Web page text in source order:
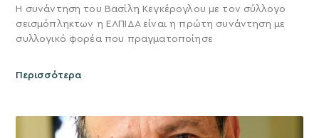
Η συνάντηση του Βασίλη Κεγκέρογλου με τον σύλλογο
σεισμόπληκτων η ΕΛΠΙΔΑ είναι η πρώτη συνάντηση με
συλλογικό φορέα που πραγματοποίησε
Περισσότερα